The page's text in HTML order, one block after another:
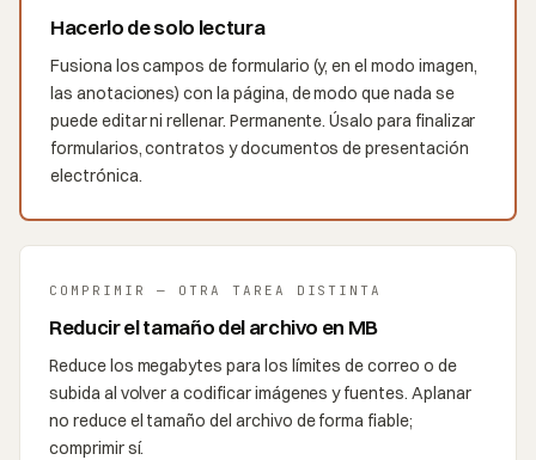
Hacerlo de solo lectura
Fusiona los campos de formulario (y, en el modo imagen,
las anotaciones) con la página, de modo que nada se
puede editar ni rellenar. Permanente. Úsalo para finalizar
formularios, contratos y documentos de presentación
electrónica.
COMPRIMIR — OTRA TAREA DISTINTA
Reducir el tamaño del archivo en MB
Reduce los megabytes para los límites de correo o de
subida al volver a codificar imágenes y fuentes. Aplanar
no reduce el tamaño del archivo de forma fiable;
comprimir sí.